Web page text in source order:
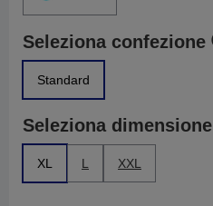
Seleziona confezione
Standard
Seleziona dimensione
XL L XXL